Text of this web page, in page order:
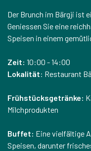
Der Brunch im Bärgji ist
Geniessen Sie eine
Speisen in einem
Zeit: 10:00 - 14:00
Lokalität: Restaurant
Frühstücksgetränke:
Milchprodukten
Buffet: Eine vielfältige
Speisen, darunter